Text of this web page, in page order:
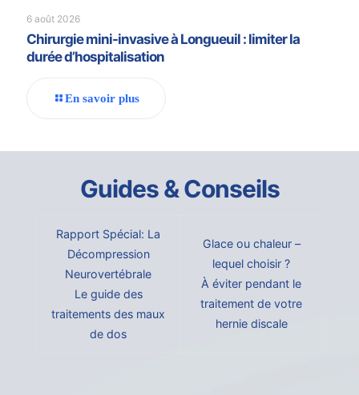
6 août 2026
Chirurgie mini-invasive à Longueuil : limiter la
durée d’hospitalisation
En savoir plus
Guides & Conseils
Rapport Spécial: La
Décompression
Neurovertébrale
Le guide des
traitements des maux
de dos
Glace ou chaleur –
lequel choisir ?
À éviter pendant le
traitement de votre
hernie discale